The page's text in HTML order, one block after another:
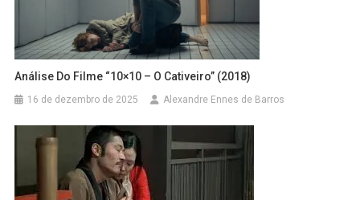
Análise Do Filme “10×10 – O Cativeiro” (2018)
16 de dezembro de 2025 Alexandre Ennes de Barros